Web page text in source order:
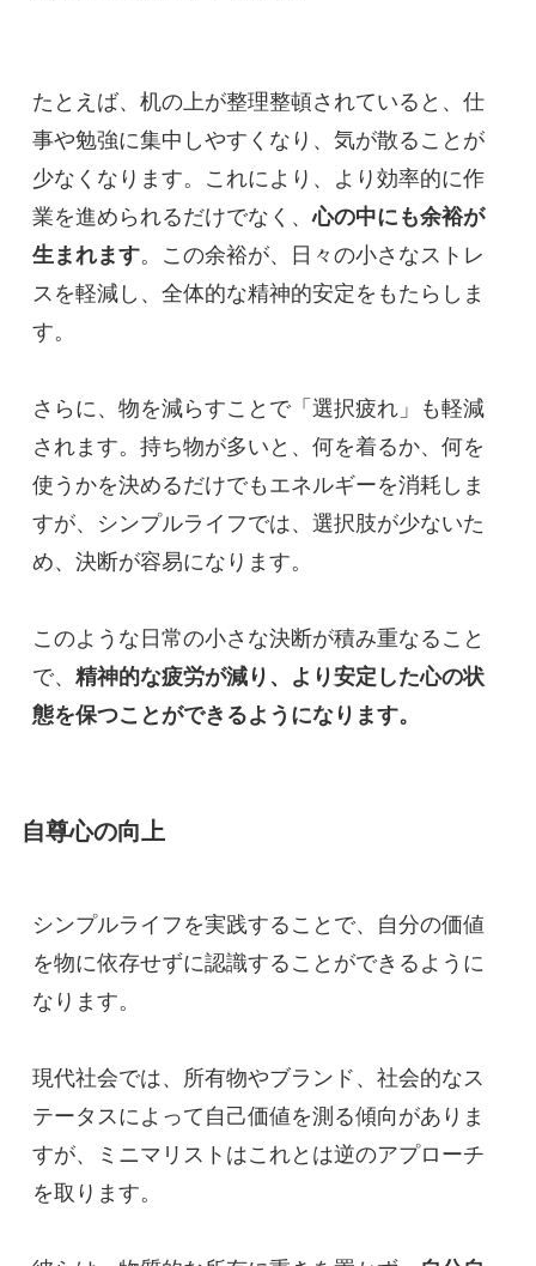
たとえば、机の上が整理整頓されていると、仕
事や勉強に集中しやすくなり、気が散ることが
少なくなります。これにより、より効率的に作
業を進められるだけでなく、心の中にも余裕が
生まれます。この余裕が、日々の小さなストレ
スを軽減し、全体的な精神的安定をもたらしま
す。
さらに、物を減らすことで「選択疲れ」も軽減
されます。持ち物が多いと、何を着るか、何を
使うかを決めるだけでもエネルギーを消耗しま
すが、シンプルライフでは、選択肢が少ないた
め、決断が容易になります。
このような日常の小さな決断が積み重なること
で、 精神的な疲労が減り、より安定した心の状
態を保つことができるようになります。
自尊心の向上
シンプルライフを実践することで、自分の価値
を物に依存せずに認識することができるように
なります。
現代社会では、所有物やブランド、社会的なス
テータスによって自己価値を測る傾向がありま
すが、ミニマリストはこれとは逆のアプローチ
を取ります。